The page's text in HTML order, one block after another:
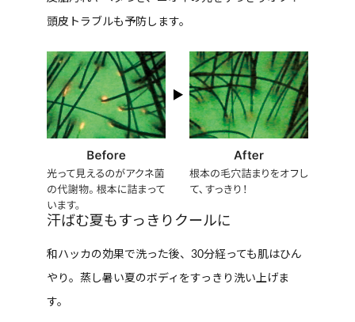
頭皮トラブルも予防します。
汗ばむ夏もすっきりクールに
和ハッカの効果で洗った後、30分経っても肌はひん
やり。蒸し暑い夏のボディをすっきり洗い上げま
す。